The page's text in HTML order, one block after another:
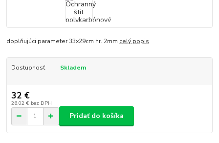
doplňujúci parameter 33x29cm hr. 2mm celý popis
Dostupnosť Skladem
32 €
26,02 € bez DPH
Pridať do košíka